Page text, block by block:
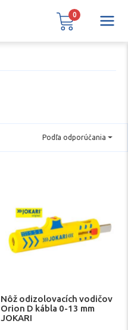
Podľa odporúčania
Nôž odizolovacích vodičov
Orion D kábla 0-13 mm
JOKARI
0